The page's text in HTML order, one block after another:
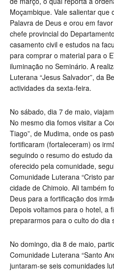
Moçambique. Vale salientar
Palavra de Deus e orou em
chefe provincial do
casamento civil e estudos na
para comprar o material para o
iluminação no Seminário. A
Luterana “Jesus Salvador”, da
actividades da sexta-feira.
No sábado, dia 7 de maio,
No mesmo dia fomos visitar a
Tiago”, de Mudima, onde os
fortificaram (fortaleceram) os
seguindo o resumo do estudo
oferecido pela comunidade,
Comunidade Luterana “Cristo
cidade de Chimoio. Ali também
Deus para a fortificação dos
Depois voltamos para o hotel, a
prepararmos para o culto do dia
No domingo, dia 8 de maio,
Comunidade Luterana “Santo
juntaram-se seis comunidades